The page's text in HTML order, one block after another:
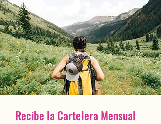
Recibe la Cartelera Mensual